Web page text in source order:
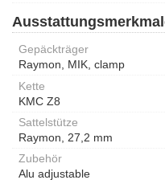
Gepäckträger
Raymon, MIK, clamp
Kette
KMC Z8
Sattelstütze
Raymon, 27,2 mm
Zubehör
Alu adjustable